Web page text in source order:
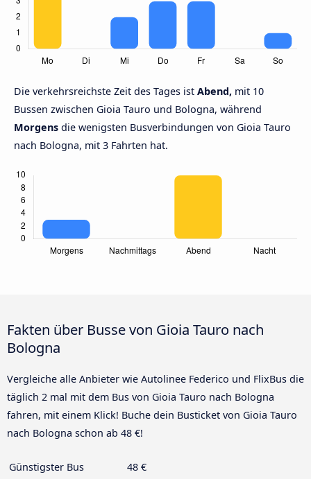
Die verkehrsreichste Zeit des Tages ist Abend, mit 10
Bussen zwischen Gioia Tauro und Bologna, während
Morgens die wenigsten Busverbindungen von Gioia Tauro
nach Bologna, mit 3 Fahrten hat.
Fakten über Busse von Gioia Tauro nach
Bologna
Vergleiche alle Anbieter wie Autolinee Federico und FlixBus die
täglich 2 mal mit dem Bus von Gioia Tauro nach Bologna
fahren, mit einem Klick! Buche dein Busticket von Gioia Tauro
nach Bologna schon ab 48 €!
Günstigster Bus 48 €